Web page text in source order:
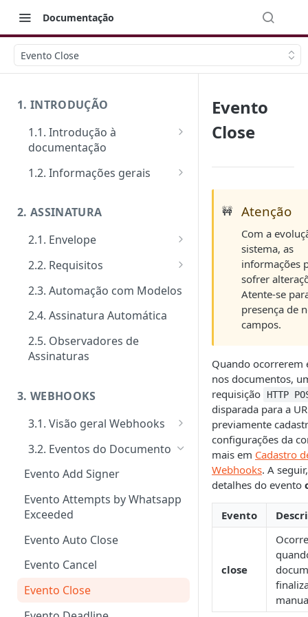
Documentação
Evento Close
1. INTRODUÇÃO
1.1. Introdução à
documentação
Primeiros passos
Ferramentas de Teste:
Postman e Insomnia
1.2. Informações gerais
Suporte
Limite de requisições
Mensagens de erro
Segurança
2. ASSINATURA
2.1. Envelope
Guia de criação: O passo a
passo padrão
Tipos de notificações para os
signatários
das notificações
Notificações
Envelopes
Eventos
Ativação performática: alta
escala e assincronismo
Regras de finalização de
Envelopes
2.2. Requisitos
Tipos de requisitos de
autenticação
2.3. Automação com Modelos
2.4. Assinatura Automática
2.5. Observadores de
Assinaturas
3. WEBHOOKS
3.1. Visão geral Webhooks
Cadastro de Webhooks via APP
Cadastro de Webhooks via API
3.2. Eventos do Documento
Evento Add Signer
Evento Attempts by Whatsapp
Exceeded
Evento Auto Close
Evento Cancel
Evento Close
Evento
Close
🚧 Atenção
Com a
sistema, as
informações
sofrer
Atente-se
presença de
campos.
Quando ocorrerem
nos documentos,
requisição
HTTP
disparada para a
previamente
configurações da
mais em Cadastro
Webhooks. A
detalhes do evento
Evento
close
Ocorre